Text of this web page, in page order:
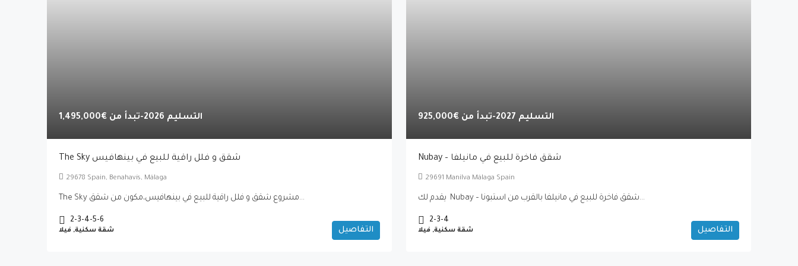
التسليم 2026-تبدأ من €1,495,000
The Sky شقق و فلل راقية للبيع في بينهافيس
29678 Spain, Benahavís, Málaga
The Sky مشروع شقق و فلل راقية للبيع في بينهافيس،مكون من شقق...
2-3-4-5-6
شقة سكنية, فيلا التفاصيل
التسليم 2027-تبدأ من €925,000
Nubay – شقق فاخرة للبيع في مانيلفا
29691 Manilva Málaga Spain
يقدم لك Nubay – شقق فاخرة للبيع في مانيلفا بالقرب من استبونا...
2-3-4
شقة سكنية, فيلا التفاصيل